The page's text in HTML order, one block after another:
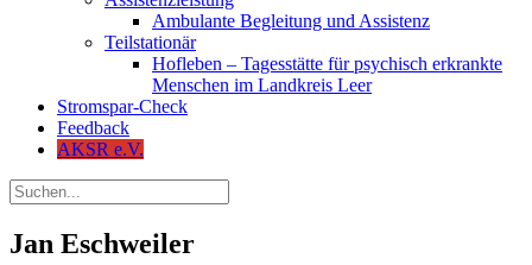
Ambulante Begleitung und Assistenz
Teilstationär
Hofleben – Tagesstätte für psychisch erkrankte
Menschen im Landkreis Leer
Stromspar-Check
Feedback
AKSR e.V.
Jan Eschweiler